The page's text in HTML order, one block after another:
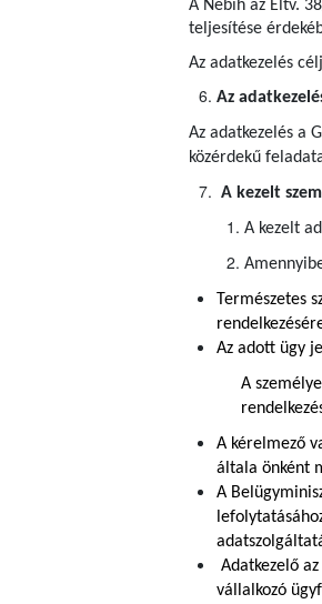
A Nébih az Éltv.
teljesítése
Az adatkezelés
Az
Az adatkezelés a
közérdekű
A kezelt
A kezelt
Természetes
Az adott ügy
A
A kérelmező
általa önként
A
Adatkezelő
vállalkozó